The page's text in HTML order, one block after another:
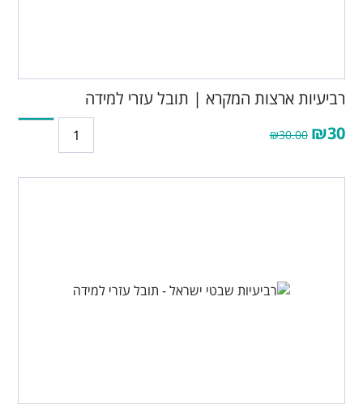
רביעיות ארצות המקרא | תובל עזרי למידה
₪30
₪30.00